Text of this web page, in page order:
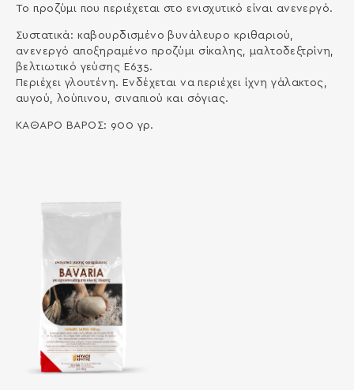
Το προζύμι που περιέχεται στο ενισχυτικό είναι ανενεργό.
Συστατικά: καβουρδισμένο βυνάλευρο κριθαριού,
ανενεργό αποξηραμένο προζύμι σίκαλης, μαλτοδεξτρίνη,
βελτιωτικό γεύσης Ε635.
Περιέχει γλουτένη. Ενδέχεται να περιέχει ίχνη γάλακτος,
αυγού, λούπινου, σιναπιού και σόγιας.
ΚΑΘΑΡΟ ΒΑΡΟΣ: 900 γρ.